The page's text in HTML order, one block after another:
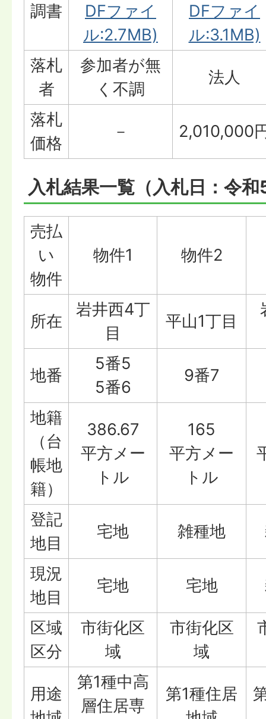
調書
DFファイ
ル:2.7MB)
DFファイ
ル:3.1MB)
落札
者
参加者が無
く不調
法人
落札
価格
－ 2,010,000
入札結果一覧（入札日：令
売払
い
物件
物件1 物件2
所在
岩井西4丁
目
平山1丁目
地番
5番5
5番6
9番7
地籍
（台
帳地
籍）
386.67
平方メー
トル
165
平方メー
トル
登記
地目
宅地 雑種地
現況
地目
宅地 宅地
区域
区分
市街化区
域
市街化区
域
用途
第1種中高
層住居専
第1種住居